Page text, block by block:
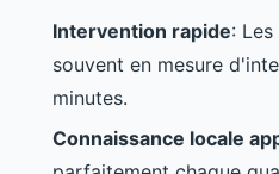
Intervention rapide:
souvent en mesure
minutes.
Connaissance locale